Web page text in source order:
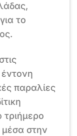
το
έντονη
παραλίες
τριήμερο
μέσα στην